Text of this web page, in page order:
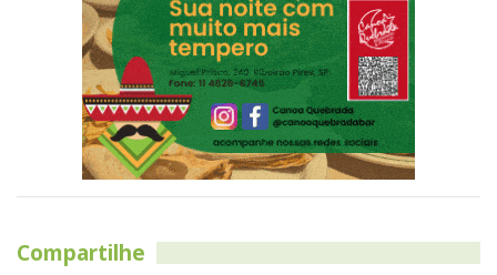
Compartilhe